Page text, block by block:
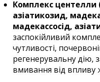
Комплекс центелли
азіатикозид,
мадекассосід,
заспокійливий
чутливості,
регенерувальну дію,
вмивання від впливу